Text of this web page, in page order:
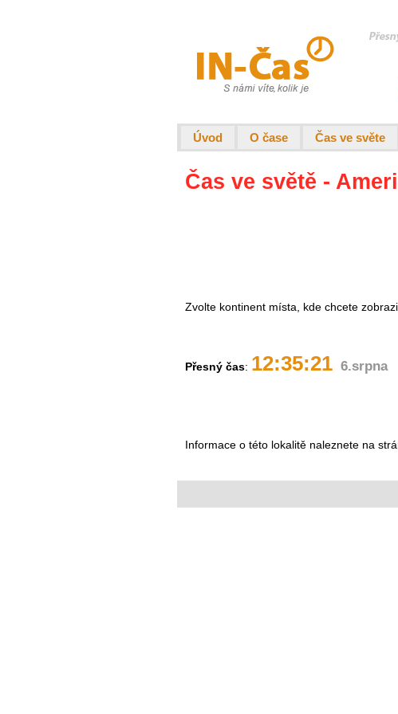
Úvod O čase Čas ve světe
Čas ve světě -
Zvolte kontinent místa, kde chcete
Přesný čas: 12:35:21 6.srpna
Informace o této lokalitě naleznete na